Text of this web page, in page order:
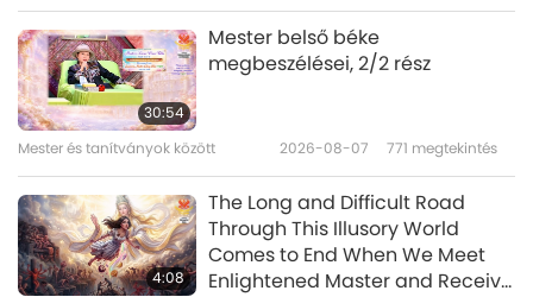
minden táján
19:13
Holy Songs - Christmas Songs
táján
Bribris-indigenous of Costa Rica
30:54
Mester belső béke
megbeszélései, 2/2 rész
Mester és tanítványok között 2026-08-07 771 megtekintés
4:08
The Long and Difficult Road
Through This Illusory World
Comes to End When We Meet
Enlightened Master and Receive